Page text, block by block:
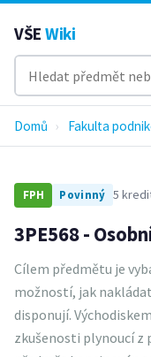
VŠE Wiki
Domů › Fakulta
FPH Povinný 5
3PE568 -
Cílem předmětu je
možností, jak
disponují.
zkušenosti plynoucí z